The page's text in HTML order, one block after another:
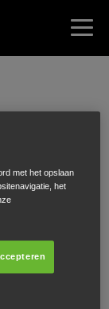
VOF
met het opslaan
het